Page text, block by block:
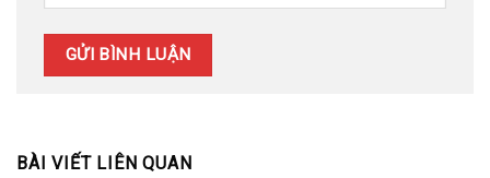
BÀI VIẾT LIÊN QUAN